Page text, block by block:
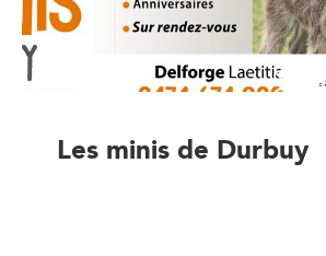
Les minis de Durbuy